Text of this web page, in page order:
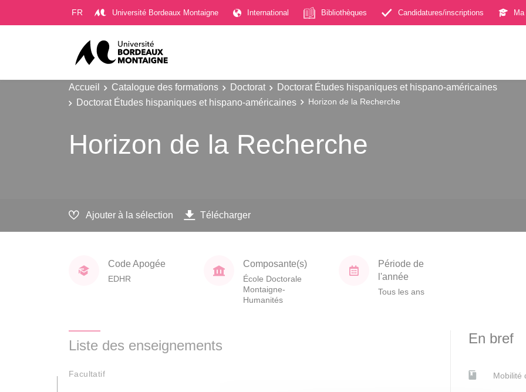
FR Université Bordeaux Montaigne International Bibliothèques Candidatures/inscriptions Ma
Accueil Catalogue des formations Doctorat
Doctorat Études hispaniques et hispano-américaines
Doctorat Études hispaniques et hispano-américaines
Horizon de la Recherche
Horizon de la Recherche
Ajouter à la sélection Télécharger
Code Apogée
EDHR
Composante(s)
École Doctorale
Montaigne-
Humanités
Période de
l'année
Tous les ans
Liste des enseignements
Facultatif
En bref
Mobilité